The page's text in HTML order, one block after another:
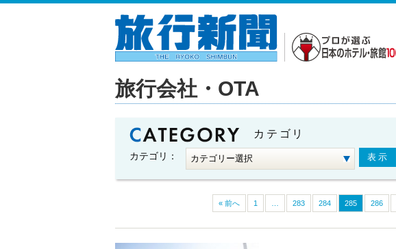
旅行会社・OTA
カテゴリ
カテゴリ：
« 前へ 1 283 284 285 286